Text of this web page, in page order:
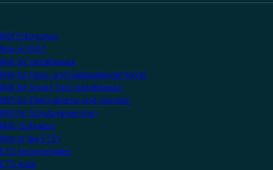
KNX Erforschen
Was ist KNX?
KNX für Installateure
KNX für Haus- und Gebäudeeigentümer
KNX für Smart Tech Installateure
KNX für Elektroplaner und -berater
KNX für Schulungszentren
KNX-Software
Was ist die ETS?
ETS herunterladen
ETS Apps